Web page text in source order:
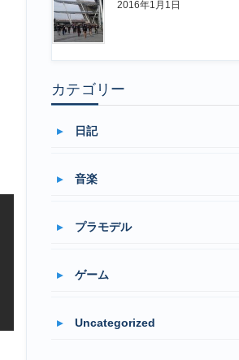
2016年1月1日
カテゴリー
日記
音楽
プラモデル
ゲーム
Uncategorized